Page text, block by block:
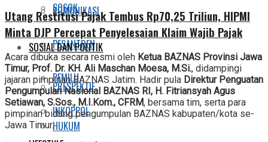
KOMUNIKASI
PESANTREN
PEMILU
INKOPPOL
SOSOK
SOSIAL DAN POLITIK
PRESPEKTIF
HUKUM
Utang Restitusi Pajak Tembus Rp70,25 Triliun, HIPMI
Minta DJP Percepat Penyelesaian Klaim Wajib Pajak
Acara dibuka secara resmi oleh Ketua BAZNAS Provinsi Jawa
Timur, Prof. Dr. KH. Ali Maschan Moesa, M.Si., didampingi
jajaran pimpinan BAZNAS Jatim. Hadir pula Direktur Penguatan
Pengumpulan Nasional BAZNAS RI, H. Fitriansyah Agus
Setiawan, S.Sos., M.I.Kom., CFRM, bersama tim, serta para
pimpinan bidang pengumpulan BAZNAS kabupaten/kota se-
Jawa Timur.